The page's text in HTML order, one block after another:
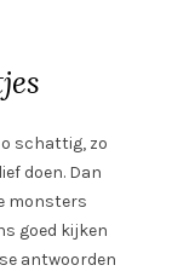
schattig, zo
doen. Dan
monsters
goed kijken
antwoorden